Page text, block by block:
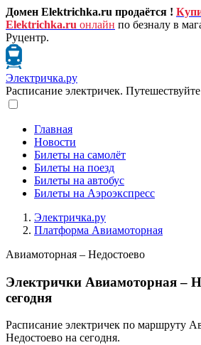
Домен Elektrichka.ru продаётся !
Elektrichka.ru онлайн по безналу в
Руцентр.
Электричка.ру
Расписание электричек.
Главная
Новости
Билеты на самолёт
Билеты на поезд
Билеты на автобус
Билеты на Аэроэкспресс
Электричка.ру
Платформа Авиамоторная
Авиамоторная – Недостоево
Электрички Авиамоторная –
сегодня
Расписание электричек по маршруту
Недостоево на сегодня.